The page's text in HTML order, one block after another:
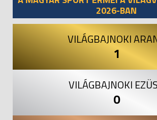
2026-BAN
VILÁGBAJNOKI
1
VILÁGBAJNOKI
0